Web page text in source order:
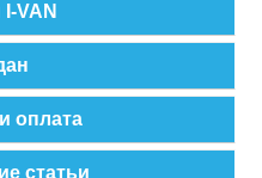
VAN
оплата
статьи